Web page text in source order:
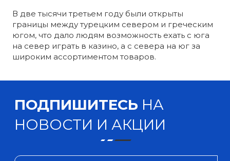
В две тысячи третьем году были открыты
границы между турецким севером и греческим
югом, что дало людям возможность ехать с юга
на север играть в казино, а с севера на юг за
широким ассортиментом товаров.
ПОДПИШИТЕСЬ НА
НОВОСТИ И АКЦИИ